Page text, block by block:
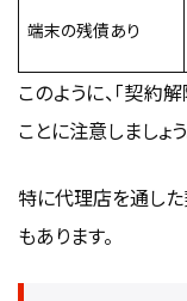
端末の残債あり
このように、「契約
ことに注意しましょう
特に代理店を通し
もあります。